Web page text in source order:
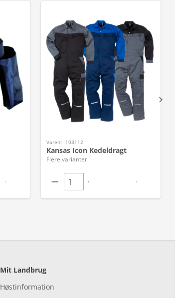
Varenr. 103112
Kansas Icon Kedeldragt
Flere varianter
Mit Landbrug
Høstinformation